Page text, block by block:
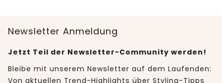
Newsletter Anmeldung
Jetzt Teil der Newsletter-Community werden!
Bleibe mit unserem Newsletter auf dem Laufenden:
Von aktuellen Trend-Highlights über Styling-Tipps